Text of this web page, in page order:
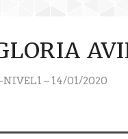
– 14/01/2020